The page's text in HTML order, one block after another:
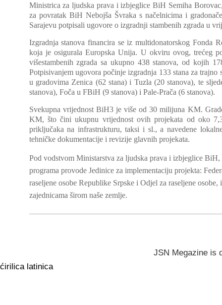
Ministrica za ljudska prava i izbjeglice BiH Semiha
za povratak BiH Nebojša Švraka s načelnicima i
Sarajevu potpisali ugovore o izgradnji stambenih zgrada u
Izgradnja stanova financira se iz multidonatorskog Fonda
koja je osigurala Europska Unija. U okviru ovog, trećeg
višestambenih zgrada sa ukupno 438 stanova, od
Potpisivanjem ugovora počinje izgradnja 133 stana za
u gradovima Zenica (62 stana) i Tuzla (20 stanova), te
stanova), Foča u FBiH (9 stanova) i Pale-Prača (6 stanova).
Svekupna vrijednost BiH3 je više od 30 milijuna KM.
KM, što čini ukupnu vrijednost ovih projekata od oko
priključaka na infrastrukturu, taksi i sl., a navedene
tehničke dokumentacije i revizije glavnih projekata.
Pod vodstvom Ministarstva za ljudska prava i izbjeglice
programa provode Jedinice za implementaciju projekta:
raseljene osobe Republike Srpske i Odjel za raseljene
zajednicama širom naše zemlje.
JSN Megazine is
ćirilica latinica